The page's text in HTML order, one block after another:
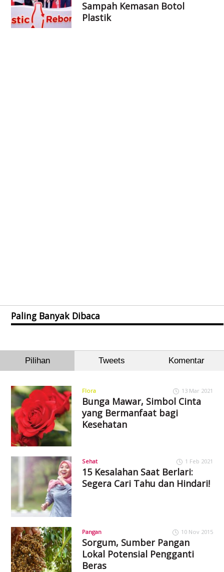
Sampah Kemasan Botol
Plastik
Paling Banyak Dibaca
Pilihan Tweets Komentar
Flora 13 Mar 2021
Bunga Mawar, Simbol Cinta
yang Bermanfaat bagi
Kesehatan
Sehat 1 Feb 2021
15 Kesalahan Saat Berlari:
Segera Cari Tahu dan Hindari!
Pangan 10 Nov 2015
Sorgum, Sumber Pangan
Lokal Potensial Pengganti
Beras